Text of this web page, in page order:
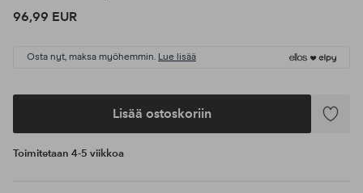
96,99 EUR
Osta nyt, maksa myöhemmin. Lue lisää
Lisää ostoskoriin
Lisää
Toimitetaan 4-5 viikkoa